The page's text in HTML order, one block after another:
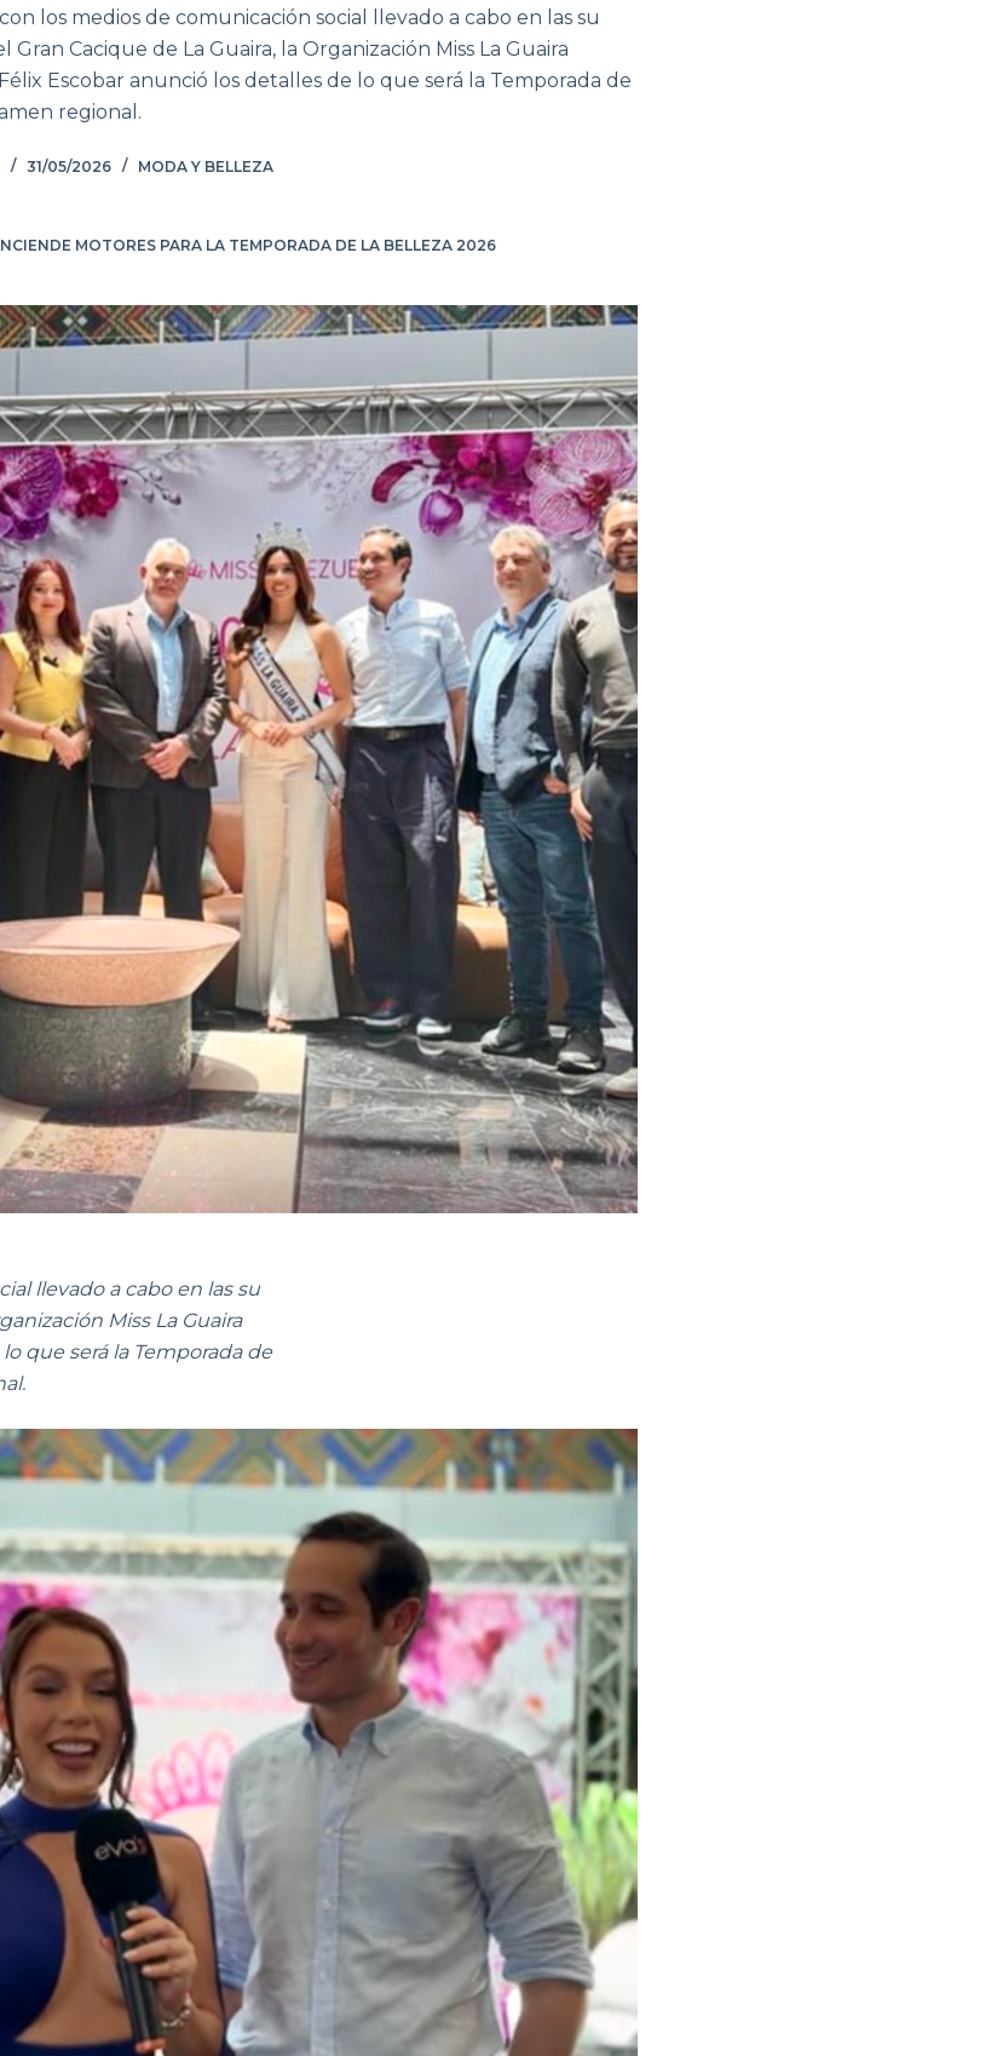
los medios de comunicación social llevado a cabo en las su
Gran Cacique de La Guaira, la Organización Miss La Guaira
Escobar anunció los detalles de lo que será la Temporada de
regional.
31/05/2026 MODA Y BELLEZA
MOTORES PARA LA TEMPORADA DE LA BELLEZA 2026
llevado a cabo en las su
Miss La Guaira
que será la Temporada de